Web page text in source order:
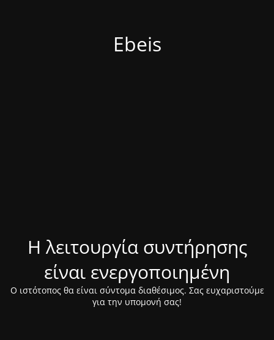
Ebeis
Η λειτουργία συντήρησης
είναι ενεργοποιημένη
Ο ιστότοπος θα είναι σύντομα διαθέσιμος. Σας ευχαριστούμε
για την υπομονή σας!